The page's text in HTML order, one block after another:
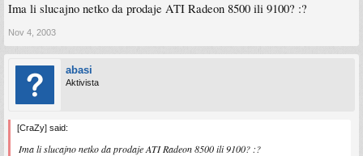
Ima li slucajno netko da prodaje ATI Radeon 8500 ili 9100? :?
Nov 4, 2003
abasi
Aktivista
[CraZy] said:
Ima li slucajno netko da prodaje ATI Radeon 8500 ili 9100? :?